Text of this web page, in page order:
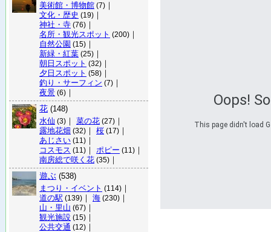
美術館・博物館 (7) ｜
文化・歴史 (19) ｜
神社・寺 (76) ｜
名所・観光スポット (200) ｜
自然公園 (15) ｜
新緑・紅葉 (25) ｜
朝日スポット (32) ｜
夕日スポット (58) ｜
釣り・サーフィン (7) ｜
夜景 (6) ｜
花 (148)
水仙 (3) ｜ 菜の花 (27) ｜
露地花畑 (32) ｜ 桜 (17) ｜
あじさい (11) ｜
コスモス (11) ｜ ポピー (11) ｜
南房総で咲く花 (35) ｜
遊ぶ (538)
まつり・イベント (114) ｜
道の駅 (139) ｜ 海 (230) ｜
山・里山 (67) ｜
観光施設 (15) ｜
公共交通 (12) ｜
Oops!
This page didn't load